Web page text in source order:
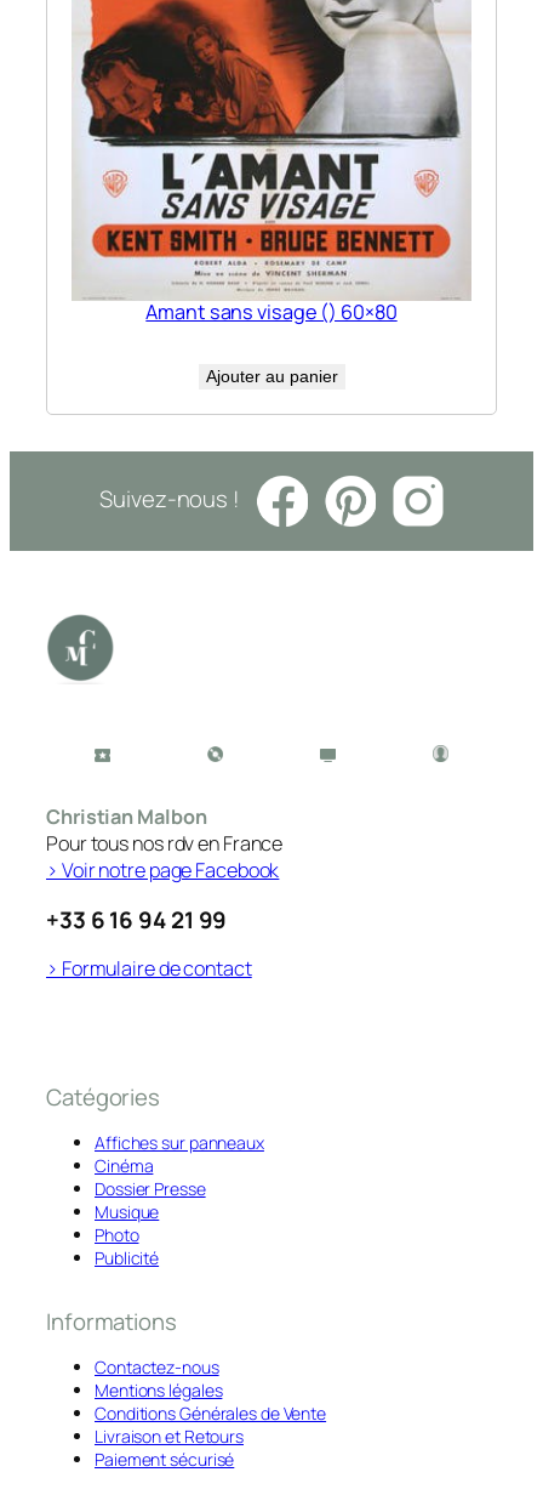
Amant sans visage () 60×80
Ajouter au panier
Suivez-nous !
Christian Malbon
Pour tous nos rdv en France
> Voir notre page Facebook
+33 6 16 94 21 99
> Formulaire de contact
Catégories
Affiches sur panneaux
Cinéma
Dossier Presse
Musique
Photo
Publicité
Informations
Contactez-nous
Mentions légales
Conditions Générales de Vente
Livraison et Retours
Paiement sécurisé